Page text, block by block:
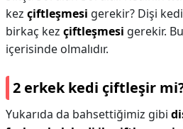
kez çiftleşmesi gerekir? Dişi
birkaç kez çiftleşmesi gerekir.
içerisinde olmalıdır.
2 erkek kedi çiftleşir
Yukarıda da bahsettiğimiz gibi